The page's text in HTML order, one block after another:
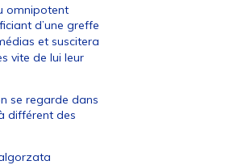
omnipotent
d’une greffe
et suscitera
vite de lui leur
se regarde dans
différent des